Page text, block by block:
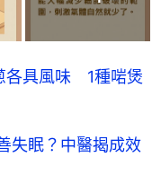
各具風味 1種啱煲
失眠？中醫揭成效